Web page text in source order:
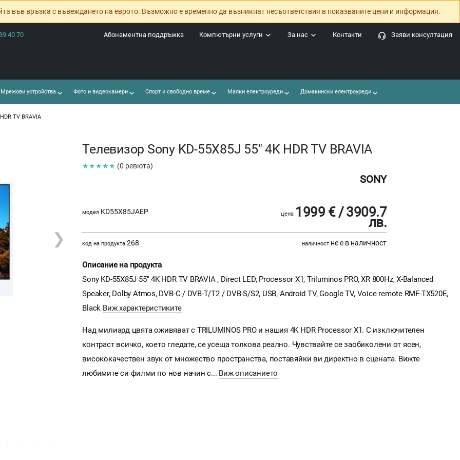
във връзка с въвеждането на еврото. Възможно е временно да възникнат несъответствия в показваните цени и информация.
40 70 Заяви консултация
Контакти
За нас
Компютърни услуги
Абонаментна поддръжка
устройства Фото и видеокамери Спорт и свободно време Малки електроуреди Домакински електроуреди
TV BRAVIA
❯
Телевизор Sony KD-55X85J 55" 4K HDR TV BRAVIA
★★★★★ (0 ревюта)
SONY
модел KD55X85JAEP цена 1999 € / 3909.7
лв.
код на продукта 268 наличност не е в наличност
Описание на продукта
Sony KD-55X85J 55" 4K HDR TV BRAVIA , Direct LED, Processor X1, Triluminos PRO, XR 800Hz, X-Balanced
Speaker, Dolby Atmos, DVB-C / DVB-T/T2 / DVB-S/S2, USB, Android TV, Google TV, Voice remote RMF-TX520E,
Black Виж характеристиките
Над милиард цвята оживяват с TRILUMINOS PRO и нашия 4K HDR Processor X1. С изключителен
контраст всичко, което гледате, се усеща толкова реално. Чувствайте се заобиколени от ясен,
висококачествен звук от множество пространства, поставяйки ви директно в сцената. Вижте
любимите си филми по нов начин с... Виж описанието